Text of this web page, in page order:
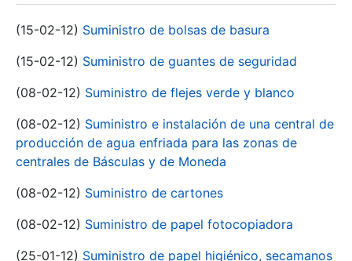
(15-02-12) Suministro de bolsas de basura
(15-02-12) Suministro de guantes de seguridad
(08-02-12) Suministro de flejes verde y blanco
(08-02-12) Suministro e instalación de una central de
producción de agua enfriada para las zonas de
centrales de Básculas y de Moneda
(08-02-12) Suministro de cartones
(08-02-12) Suministro de papel fotocopiadora
(25-01-12) Suministro de papel higiénico, secamanos